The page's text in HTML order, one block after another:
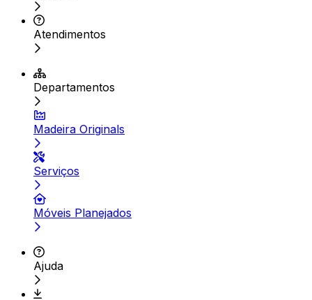
Atendimentos
Departamentos
Madeira Originals
Serviços
Móveis Planejados
Ajuda